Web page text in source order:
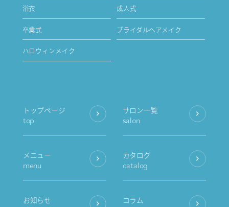
浴衣 成人式
卒業式 ブライダルヘアメイク
ハロウィンメイク
トップページ
top
サロン一覧
salon
メニュー
menu
カタログ
catalog
お知らせ
コラム